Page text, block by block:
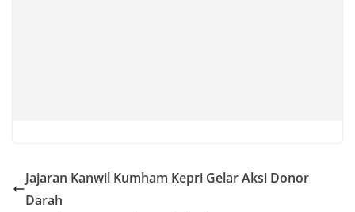
Jajaran Kanwil Kumham Kepri Gelar Aksi Donor
Darah